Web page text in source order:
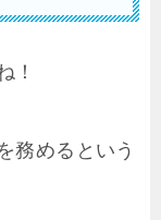
！
務めるという